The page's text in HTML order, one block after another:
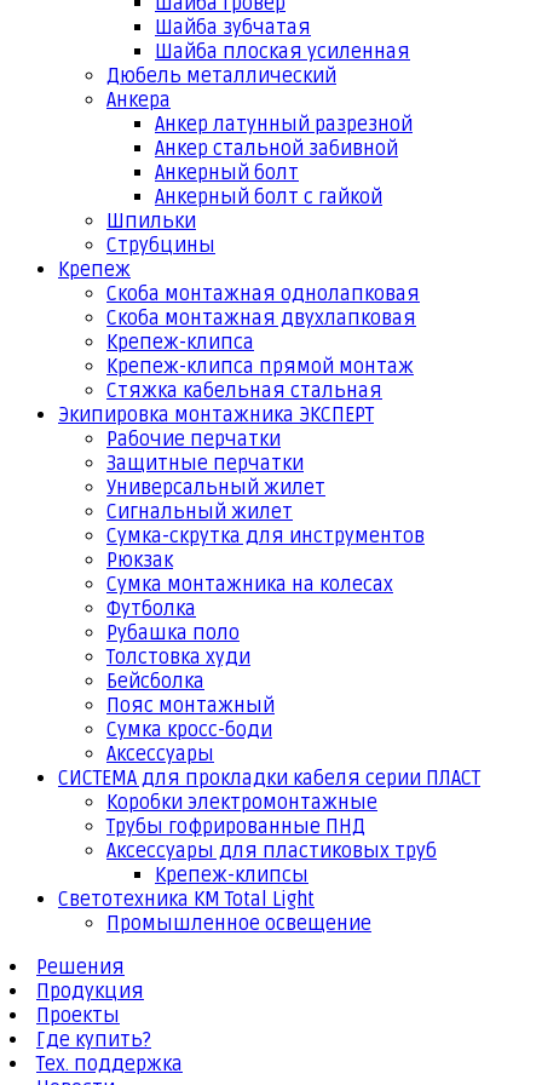
Шайба зубчатая
Шайба плоская усиленная
Дюбель металлический
Анкера
Анкер латунный разрезной
Анкер стальной забивной
Анкерный болт
Анкерный болт с гайкой
Шпильки
Струбцины
Крепеж
Скоба монтажная однолапковая
Скоба монтажная двухлапковая
Крепеж-клипса
Крепеж-клипса прямой монтаж
Стяжка кабельная стальная
Экипировка монтажника ЭКСПЕРТ
Рабочие перчатки
Защитные перчатки
Универсальный жилет
Сигнальный жилет
Сумка-скрутка для инструментов
Рюкзак
Сумка монтажника на колесах
Футболка
Рубашка поло
Толстовка худи
Бейсболка
Пояс монтажный
Сумка кросс-боди
Аксессуары
СИСТЕМА для прокладки кабеля серии ПЛАСТ
Коробки электромонтажные
Трубы гофрированные ПНД
Аксессуары для пластиковых труб
Крепеж-клипсы
Светотехника КМ Total Light
Промышленное освещение
Решения
Продукция
Проекты
Где купить?
Тех. поддержка